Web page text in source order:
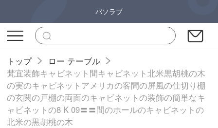
バソラブ
トップ
ロー テーブル
梵宜装飾キャビネット間キャビネット北米黒胡桃の木
の実のキャビネットアメリカの客間の屏風の仕切り棚
の玄関の戸棚の両面のキャビネットの装飾の簡単なキ
ャビネットの8 K 09〓〓間のホールのキャビネットの
北米の黒胡桃の木